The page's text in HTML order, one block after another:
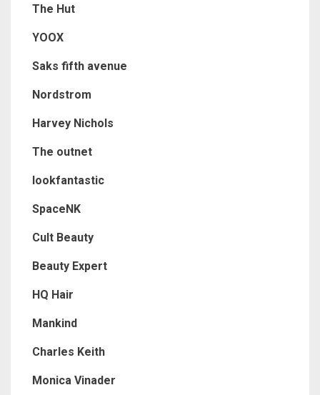
The Hut
YOOX
Saks fifth avenue
Nordstrom
Harvey Nichols
The outnet
lookfantastic
SpaceNK
Cult Beauty
Beauty Expert
HQ Hair
Mankind
Charles Keith
Monica Vinader